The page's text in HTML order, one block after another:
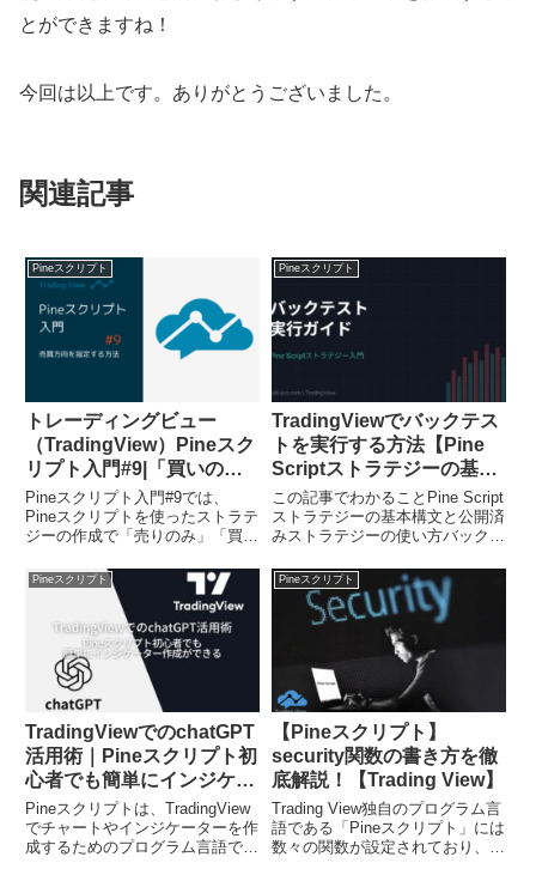
とができますね！
今回は以上です。ありがとうございました。
関連記事
Pineスクリプト
トレーディングビュー
（TradingView）Pineスク
リプト入門#9|「買いの
み」「売りのみ」売買方向
を指定する方法
Pineスクリプト入門#9では、
Pineスクリプトを使ったストラテ
ジーの作成で「売りのみ」「買い
向を指定する方法をご紹介しま
す。
「strategy.risk.allow_entry_in」
を使ったストラテジース...
Pineスクリプト
TradingViewでバックテス
トを実行する方法【Pine
Scriptストラテジーの基
本】
この記事でわかることPine Script
ストラテジーの基本構文と公開済
みストラテジーの使い方バックテ
比率）の読み方有料プランで使え
るバックテスト機能の違い「この
手法って本当に勝てるの？」と思
ったとき、感覚では...
Pineスクリプト
TradingViewでのchatGPT
活用術｜Pineスクリプト初
心者でも簡単にインジケー
ター作成ができる方法
Pineスクリプトは、TradingView
でチャートやインジケーターを作
成するためのプログラム言語で
Pineスクリプト
【Pineスクリプト】
security関数の書き方を徹
底解説！【Trading View】
Trading View独自のプログラム言
語である「Pineスクリプト」には
数々の関数が設定されており、中